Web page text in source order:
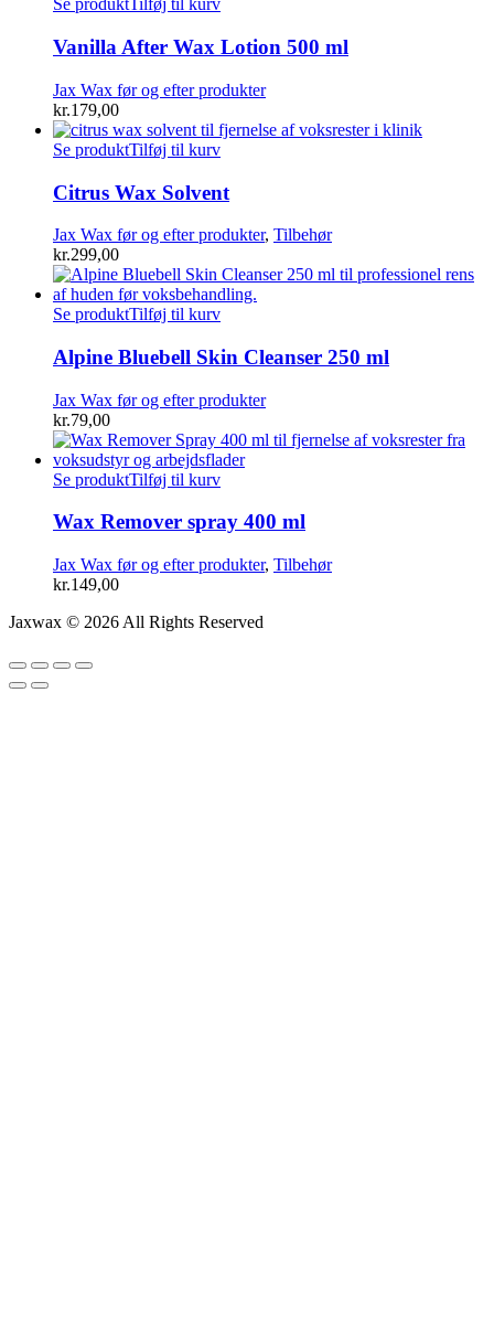
Se produktTilføj til kurv
Vanilla After Wax Lotion 500 ml
Jax Wax før og efter produkter
kr.179,00
Se produktTilføj til kurv
Citrus Wax Solvent
Jax Wax før og efter produkter, Tilbehør
kr.299,00
Se produktTilføj til kurv
Alpine Bluebell Skin Cleanser 250 ml
Jax Wax før og efter produkter
kr.79,00
Se produktTilføj til kurv
Wax Remover spray 400 ml
Jax Wax før og efter produkter, Tilbehør
kr.149,00
Jaxwax © 2026 All Rights Reserved